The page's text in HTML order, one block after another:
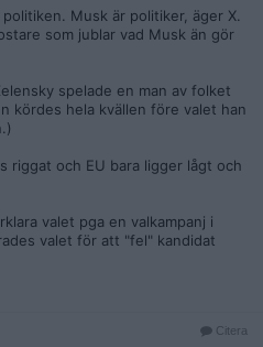
Musk är politiker, äger X.
som jublar vad Musk än gör
spelade en man av folket
kördes hela kvällen före valet han
riggat och EU bara ligger lågt och
valet pga en valkampanj i
valet för att "fel" kandidat
Citera